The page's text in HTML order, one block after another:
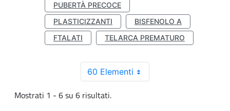
PUBERTÀ PRECOCE
PLASTICIZZANTI
BISFENOLO A
FTALATI
TELARCA PREMATURO
60 Elementi
Mostrati 1 - 6 su 6 risultati.